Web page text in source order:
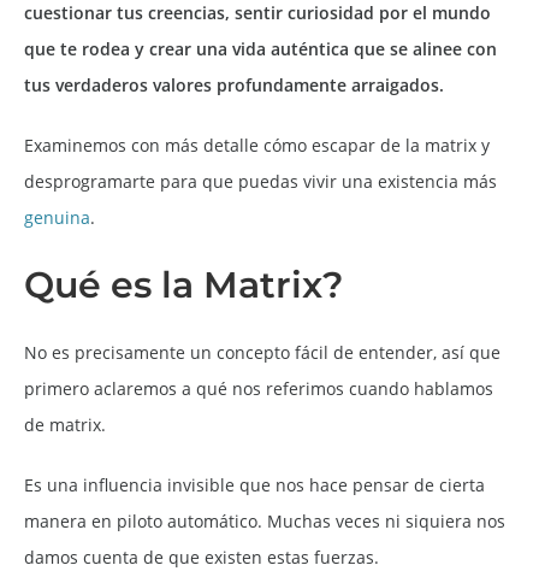
cuestionar tus creencias, sentir curiosidad por el mundo
que te rodea y crear una vida auténtica que se alinee con
tus verdaderos valores profundamente arraigados.
Examinemos con más detalle cómo escapar de la matrix y
desprogramarte para que puedas vivir una existencia más
genuina.
Qué es la Matrix?
No es precisamente un concepto fácil de entender, así que
primero aclaremos a qué nos referimos cuando hablamos
de matrix.
Es una influencia invisible que nos hace pensar de cierta
manera en piloto automático. Muchas veces ni siquiera nos
damos cuenta de que existen estas fuerzas.